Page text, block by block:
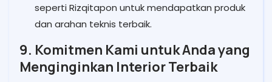
seperti Rizqitapon untuk mendapatkan produk
dan arahan teknis terbaik.
9. Komitmen Kami untuk Anda yang
Menginginkan Interior Terbaik